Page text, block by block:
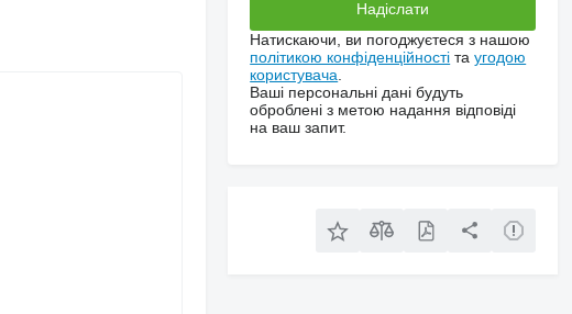
Натискаючи, ви погоджуєтеся з нашою
політикою конфіденційності таугодою
користувача
Ваші персональні дані будуть
оброблені з метою надання відповіді
на ваш запит.